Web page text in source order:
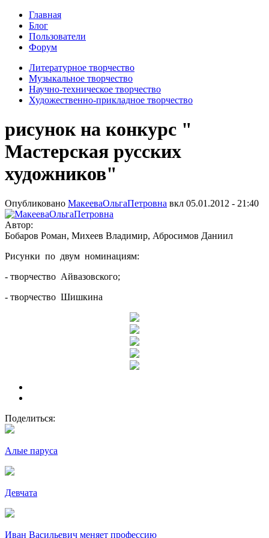
Главная
Блог
Пользователи
Форум
Литературное творчество
Музыкальное творчество
Научно-техническое творчество
Художественно-прикладное творчество
рисунок на конкурс "
Мастерская русских
художников"
Опубликовано МакееваОльгаПетровна вкл 05.01.2012 - 21:40
Автор:
Бобаров Роман, Михеев Владимир, Абросимов Даниил
Рисунки по двум номинациям:
- творчество Айвазовского;
- творчество Шишкина
Поделиться:
Алые паруса
Девчата
Иван Васильевич меняет профессию